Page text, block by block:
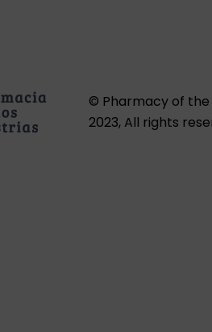
© Pharmacy of the
2023, All rights